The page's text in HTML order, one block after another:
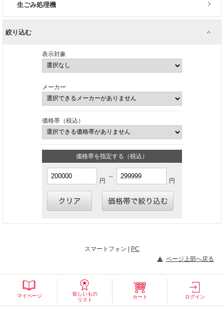
生ごみ処理機
絞り込む
表示対象
メーカー
価格帯（税込）
価格帯を指定する（税込）
円
～
円
スマートフォン | PC
ページ上部へ戻る
マイページ
欲しいもの
リスト
カート ログイン